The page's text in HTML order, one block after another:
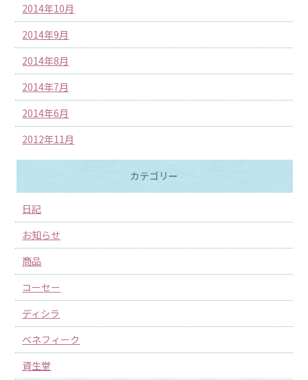
2014年10月
2014年9月
2014年8月
2014年7月
2014年6月
2012年11月
カテゴリー
日記
お知らせ
商品
コーセー
ディシラ
ベネフィーク
資生堂